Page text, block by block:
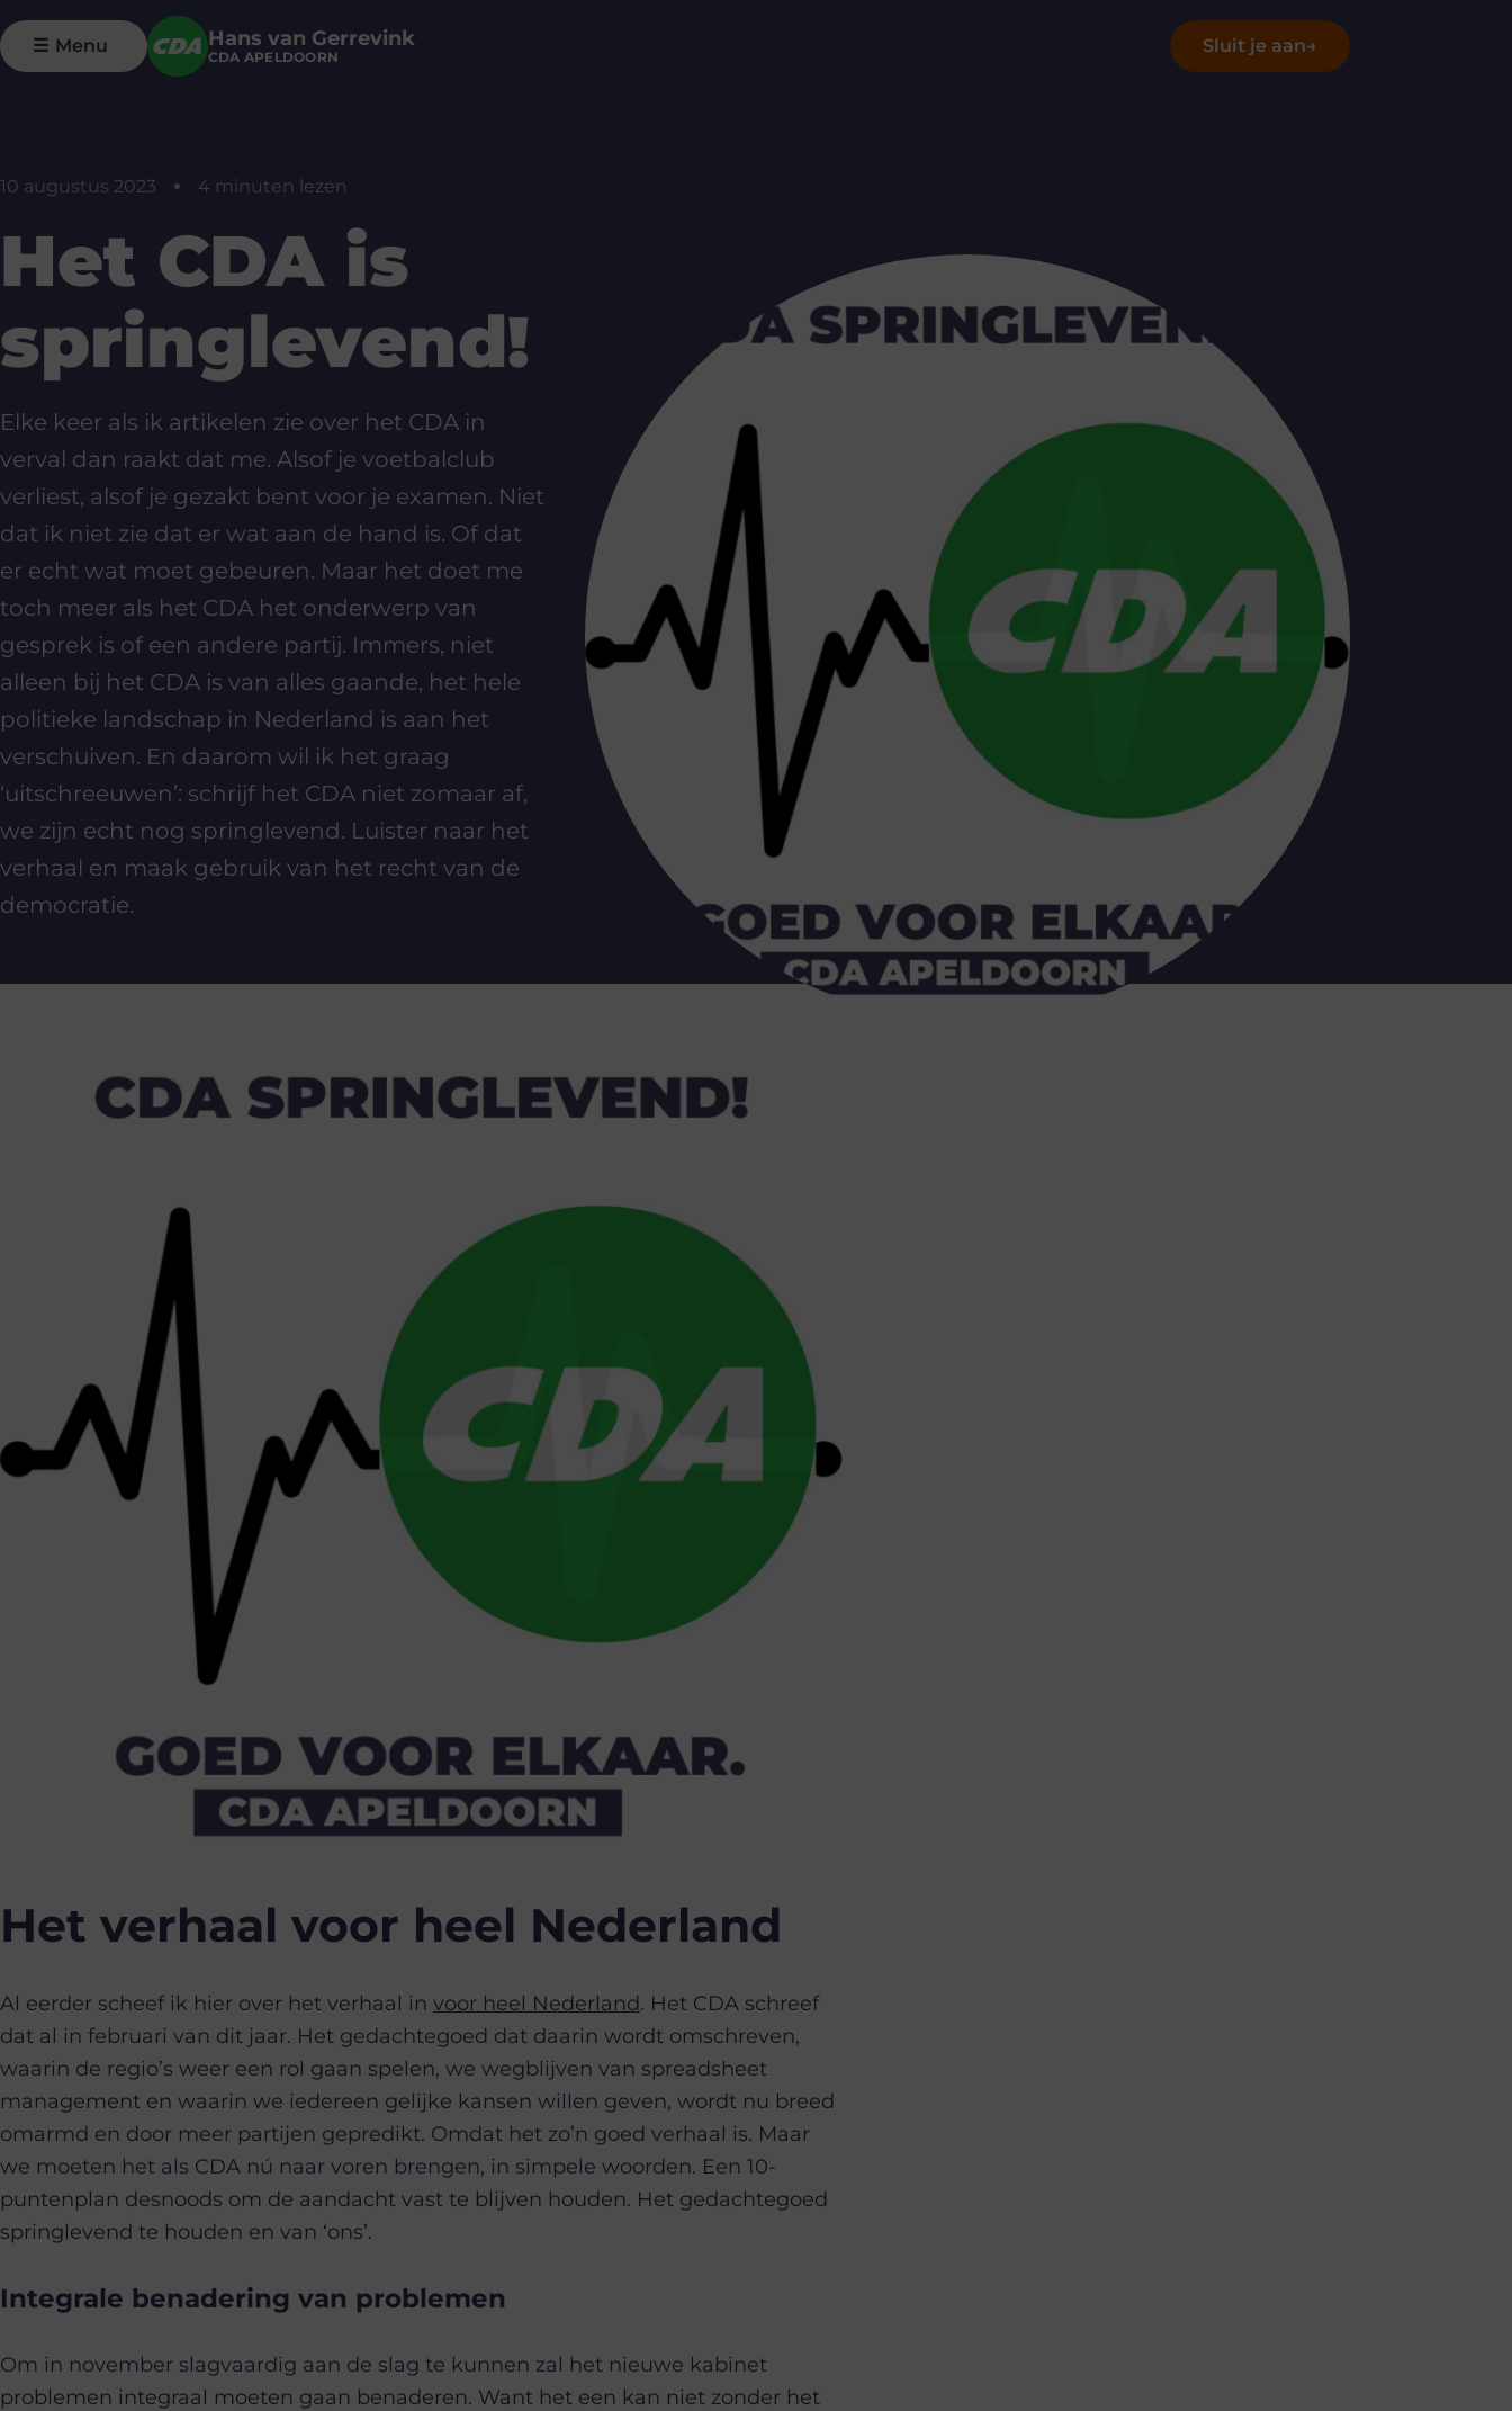
Hans van Gerrevink
CDA APELDOORN
☰ Menu Sluit je aan→
10 augustus 2023 4 minuten lezen
Het CDA is
springlevend!
Elke keer als ik artikelen zie over het CDA in
verval dan raakt dat me. Alsof je voetbalclub
verliest, alsof je gezakt bent voor je examen. Niet
dat ik niet zie dat er wat aan de hand is. Of dat
er echt wat moet gebeuren. Maar het doet me
toch meer als het CDA het onderwerp van
gesprek is of een andere partij. Immers, niet
alleen bij het CDA is van alles gaande, het hele
politieke landschap in Nederland is aan het
verschuiven. En daarom wil ik het graag
‘uitschreeuwen’: schrijf het CDA niet zomaar af,
we zijn echt nog springlevend. Luister naar het
verhaal en maak gebruik van het recht van de
democratie.
Het verhaal voor heel Nederland
Al eerder scheef ik hier over het verhaal in voor heel Nederland. Het CDA schreef
dat al in februari van dit jaar. Het gedachtegoed dat daarin wordt omschreven,
waarin de regio’s weer een rol gaan spelen, we wegblijven van spreadsheet
management en waarin we iedereen gelijke kansen willen geven, wordt nu breed
omarmd en door meer partijen gepredikt. Omdat het zo’n goed verhaal is. Maar
we moeten het als CDA nú naar voren brengen, in simpele woorden. Een 10-
puntenplan desnoods om de aandacht vast te blijven houden. Het gedachtegoed
springlevend te houden en van ‘ons’.
Integrale benadering van problemen
Om in november slagvaardig aan de slag te kunnen zal het nieuwe kabinet
problemen integraal moeten gaan benaderen. Want het een kan niet zonder het